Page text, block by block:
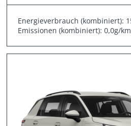
Energieverbrauch (kombiniert):
Emissionen (kombiniert): 0,0g/